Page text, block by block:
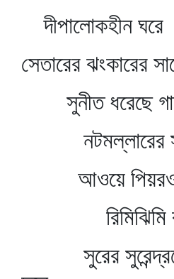
দীপালোকহীন ঘরে
সেতারের ঝংকারের
সুনীত ধরেছে
নটমল্লারের
আওয়ে
রিমিঝিমি
সুরের